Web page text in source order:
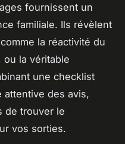
fournissent un
familiale. Ils révèlent
la réactivité du
la véritable
une checklist
attentive des avis,
de trouver le
vos sorties.